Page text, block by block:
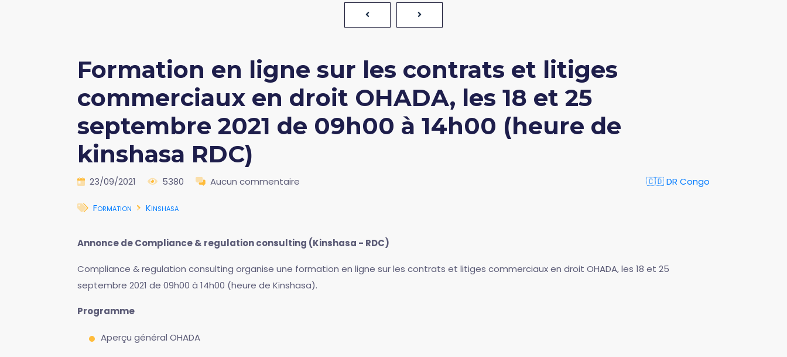
Formation en ligne sur les contrats et litiges
commerciaux en droit OHADA, les 18 et 25
septembre 2021 de 09h00 à 14h00 (heure de
kinshasa RDC)
23/09/2021 5380 Aucun commentaire 🇨🇩 DR Congo
Formation Kinshasa
Annonce de Compliance & regulation consulting (Kinshasa - RDC)
Compliance & regulation consulting organise une formation en ligne sur les contrats et litiges commerciaux en droit OHADA, les 18 et 25
septembre 2021 de 09h00 à 14h00 (heure de Kinshasa).
Programme
Aperçu général OHADA